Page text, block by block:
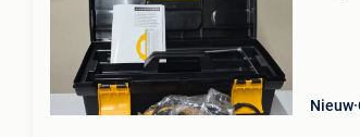
Nieuw